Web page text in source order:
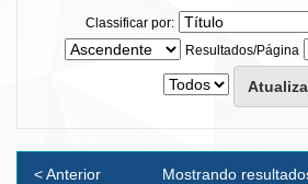
Classificar por:
Resultados/Página
Mostrando
< Anterior